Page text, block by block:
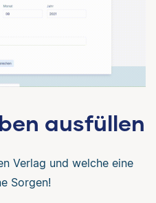
ausfüllen
Verlag und welche eine
Sorgen!